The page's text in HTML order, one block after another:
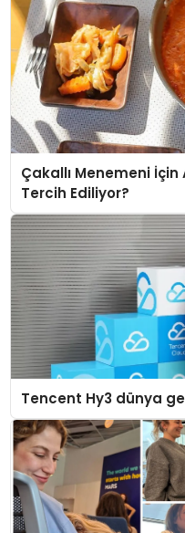
Çakallı Menemeni
Tercih Ediliyor?
Tencent Hy3 dünya